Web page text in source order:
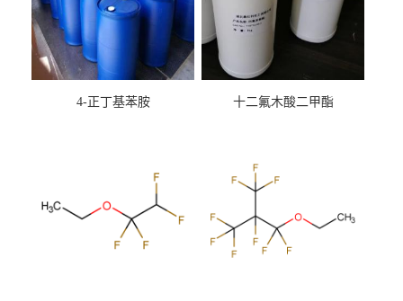
4-正丁基苯胺 十二氟木酸二甲酯